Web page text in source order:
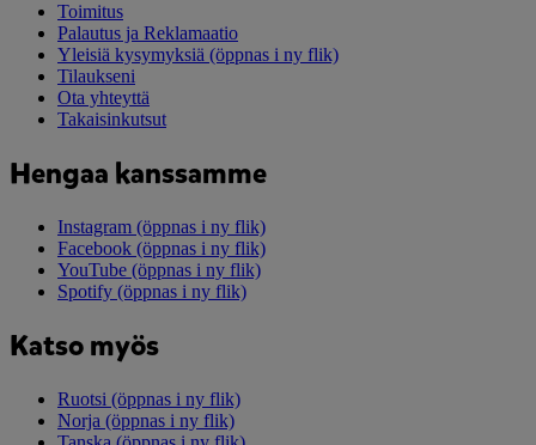
Toimitus
Palautus ja Reklamaatio
Yleisiä kysymyksiä (öppnas i ny flik)
Tilaukseni
Ota yhteyttä
Takaisinkutsut
Hengaa kanssamme
Instagram (öppnas i ny flik)
Facebook (öppnas i ny flik)
YouTube (öppnas i ny flik)
Spotify (öppnas i ny flik)
Katso myös
Ruotsi (öppnas i ny flik)
Norja (öppnas i ny flik)